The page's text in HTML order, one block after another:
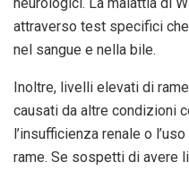
neurologici. La malattia di
attraverso test specifici
nel sangue e nella bile.
Inoltre, livelli elevati di
causati da altre condizioni
l’insufficienza renale o
rame. Se sospetti di avere